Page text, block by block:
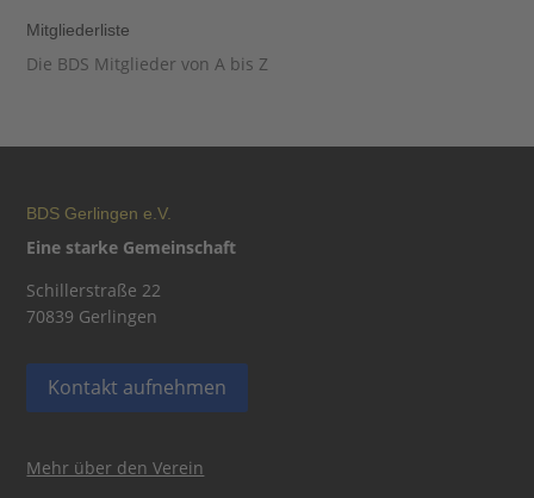
Mitgliederliste
Die BDS Mitglieder von A bis Z
BDS Gerlingen e.V.
Eine starke Gemeinschaft
Schillerstraße 22
70839 Gerlingen
Kontakt aufnehmen
Mehr über den Verein